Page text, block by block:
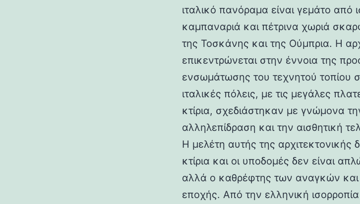
ιταλικό πανόραμα είναι γεμάτο από
καμπαναριά και πέτρινα χωριά
της Τοσκάνης και της Ούμπρια. Η
επικεντρώνεται στην έννοια της
ενσωμάτωσης του τεχνητού τοπίου
ιταλικές πόλεις, με τις μεγάλες
κτίρια, σχεδιάστηκαν με γνώμονα
αλληλεπίδραση και την αισθητική
Η μελέτη αυτής της αρχιτεκτονικής
κτίρια και οι υποδομές δεν είναι
αλλά ο καθρέφτης των αναγκών
εποχής. Από την ελληνική